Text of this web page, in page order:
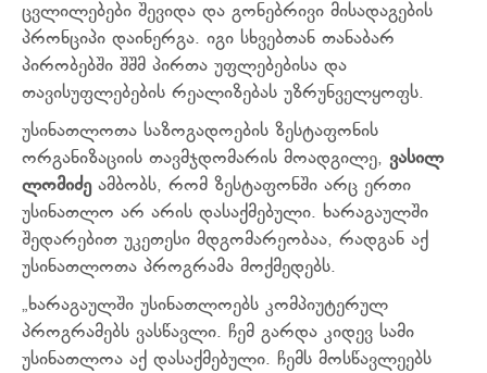
ცვლილებები შევიდა და გონებრივი მისადაგების
პრონციპი დაინერგა. იგი სხვებთან თანაბარ
პირობებში შშმ პირთა უფლებებისა და
თავისუფლებების რეალიზებას უზრუნველყოფს.
უსინათლოთა საზოგადოების ზესტაფონის
ორგანიზაციის თავმჯდომარის მოადგილე, ვასილ
ლომიძეამბობს, რომ ზესტაფონში არც ერთი
უსინათლო არ არის დასაქმებული. ხარაგაულში
შედარებით უკეთესი მდგომარეობაა, რადგან აქ
უსინათლოთა პროგრამა მოქმედებს.
„ხარაგაულში უსინათლოებს კომპიუტერულ
პროგრამებს ვასწავლი. ჩემ გარდა კიდევ სამი
უსინათლოა აქ დასაქმებული. ჩემს მოსწავლეებს